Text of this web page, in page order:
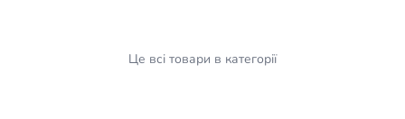
Це всі товари в категорії